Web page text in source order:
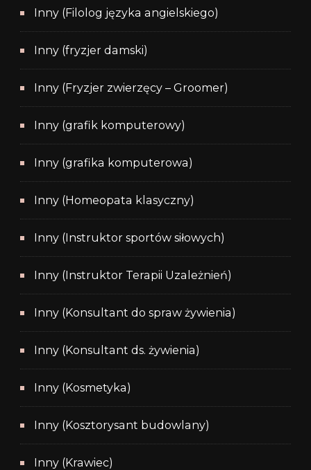
Inny (Filolog języka angielskiego)
Inny (fryzjer damski)
Inny (Fryzjer zwierzęcy – Groomer)
Inny (grafik komputerowy)
Inny (grafika komputerowa)
Inny (Homeopata klasyczny)
Inny (Instruktor sportów siłowych)
Inny (Instruktor Terapii Uzależnień)
Inny (Konsultant do spraw żywienia)
Inny (Konsultant ds. żywienia)
Inny (Kosmetyka)
Inny (Kosztorysant budowlany)
Inny (Krawiec)